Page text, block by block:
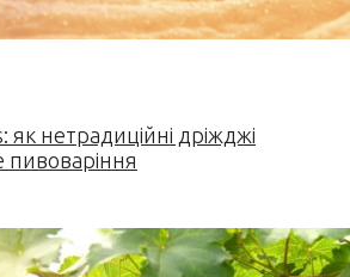
як нетрадиційні дріжджі
пивоваріння